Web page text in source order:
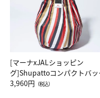
[マーナxJALショッピン
グ]Shupattoコンパクトバッ
Drop JAL客室乗務員（LC）ス
3,960円 （税込）